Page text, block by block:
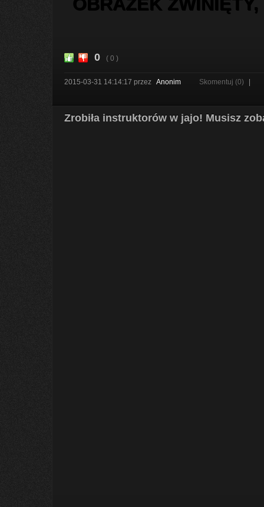
0 ( 0 )
2015-03-31 14:14:17 przez Anonim Skomentuj (0)
Zrobiła instruktorów w jajo! Musisz